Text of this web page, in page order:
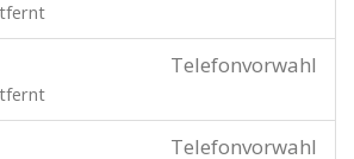
Telefonvorwahl
Telefonvorwahl